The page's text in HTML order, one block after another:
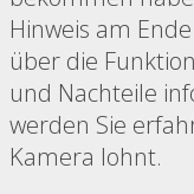
Hinweis am
über die
und Nachteile
werden Sie
Kamera lohnt.